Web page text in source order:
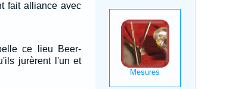
fait alliance avec
ce lieu Beer-
jurèrent l'un et